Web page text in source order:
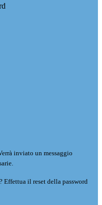
inviato un messaggio
Effettua il reset della password